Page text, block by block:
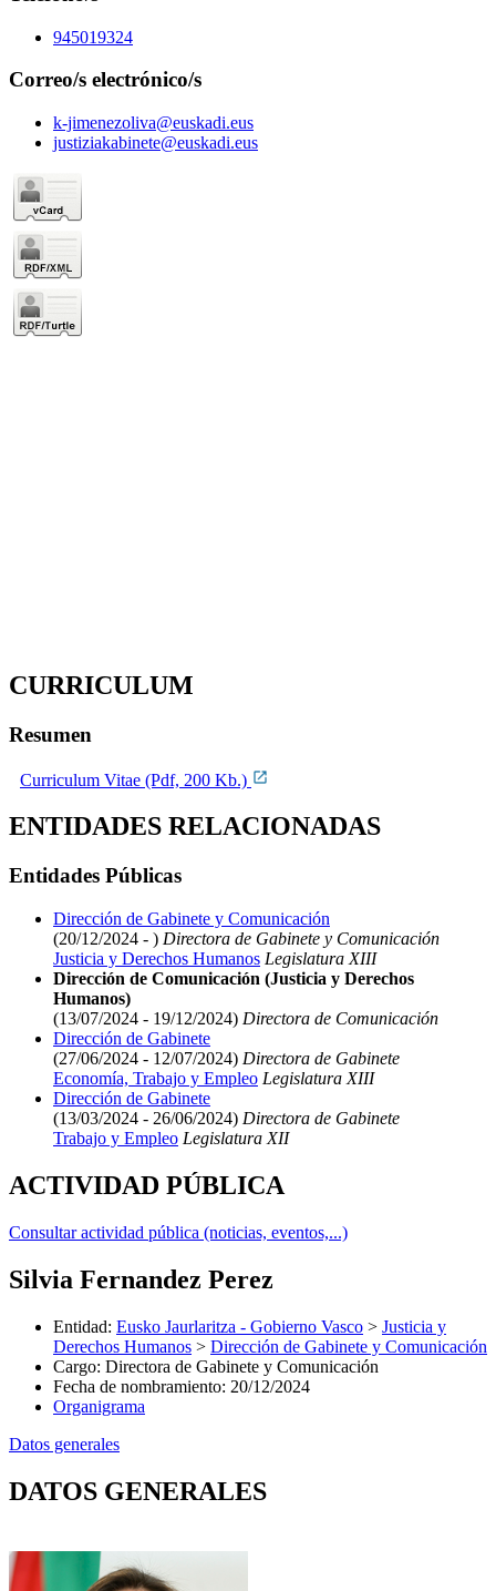
945019324
Correo/s electrónico/s
k-jimenezoliva@euskadi.eus
justiziakabinete@euskadi.eus
CURRICULUM
Resumen
Curriculum Vitae (Pdf, 200 Kb.)
ENTIDADES RELACIONADAS
Entidades Públicas
Dirección de Gabinete y Comunicación
(20/12/2024 - ) Directora de Gabinete y Comunicación
Justicia y Derechos Humanos Legislatura XIII
Dirección de Comunicación (Justicia y Derechos
Humanos)
(13/07/2024 - 19/12/2024) Directora de Comunicación
Dirección de Gabinete
(27/06/2024 - 12/07/2024) Directora de Gabinete
Economía, Trabajo y Empleo Legislatura XIII
Dirección de Gabinete
(13/03/2024 - 26/06/2024) Directora de Gabinete
Trabajo y Empleo Legislatura XII
ACTIVIDAD PÚBLICA
Consultar actividad pública (noticias, eventos,...)
Silvia Fernandez Perez
Entidad: Eusko Jaurlaritza - Gobierno Vasco > Justicia y
Derechos Humanos > Dirección de Gabinete y Comunicación
Cargo: Directora de Gabinete y Comunicación
Fecha de nombramiento: 20/12/2024
Organigrama
Datos generales
DATOS GENERALES